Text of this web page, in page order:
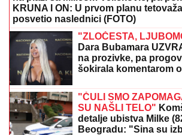
KRUNA I ON: U prvom planu
posvetio naslednici (FOTO)
"ZLOČESTA,
Dara Bubamara
na prozivke, pa
šokirala komentarom
"ČULI SMO
SU NAŠLI TELO"
detalje ubistva Milke
Beogradu: "Sina su